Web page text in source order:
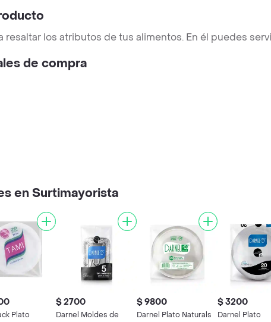
resaltar los atributos de tus alimentos. En él puedes
de compra
en Surtimayorista
Plato
$ 2700
Darnel Moldes de
$ 9800
Darnel Plato Naturals
$ 3200
Darnel Plato